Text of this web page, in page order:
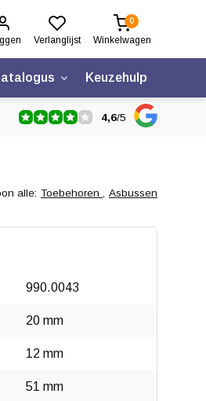
Verlanglijst
0
Winkelwagen
Keuzehulp
4,6/5
alle: Toebehoren , Asbussen
990.0043
20 mm
12 mm
51 mm